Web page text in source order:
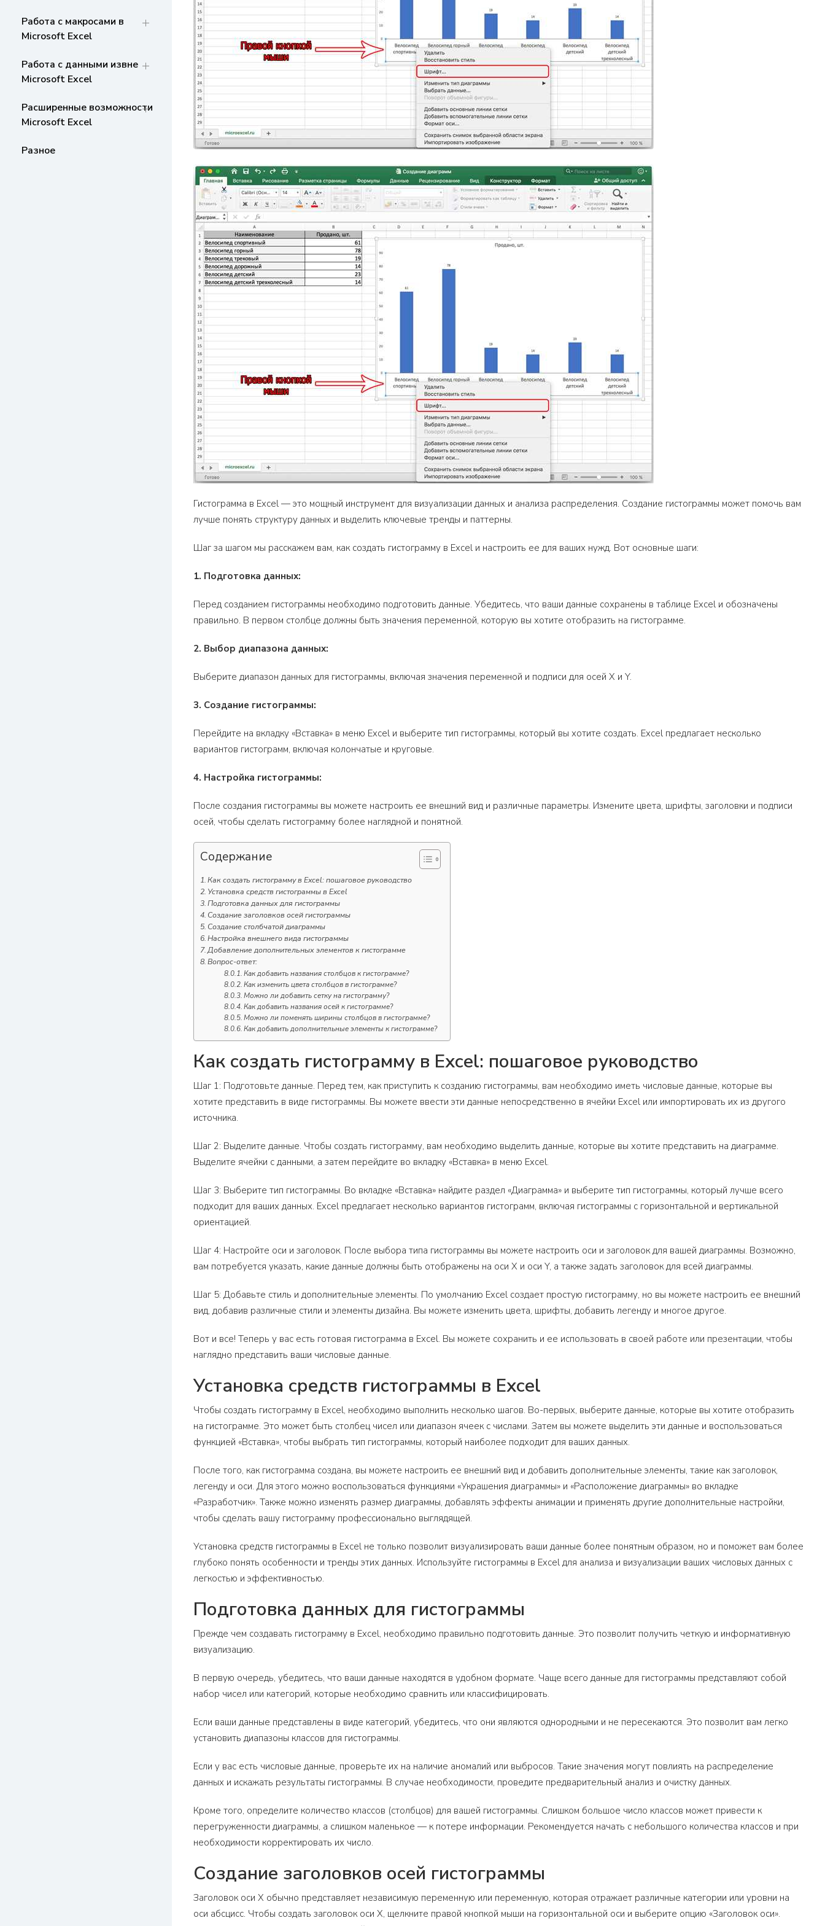
Работа с макросами в
Microsoft Excel
Работа с данными извне
Microsoft Excel
Расширенные возможности
Microsoft Excel
Разное
Гистограмма в Excel — это мощный инструмент для визуализации данных и анализа распределения. Создание гистограммы может помочь вам
лучше понять структуру данных и выделить ключевые тренды и паттерны.
Шаг за шагом мы расскажем вам, как создать гистограмму в Excel и настроить ее для ваших нужд. Вот основные шаги:
1. Подготовка данных:
Перед созданием гистограммы необходимо подготовить данные. Убедитесь, что ваши данные сохранены в таблице Excel и обозначены
правильно. В первом столбце должны быть значения переменной, которую вы хотите отобразить на гистограмме.
2. Выбор диапазона данных:
Выберите диапазон данных для гистограммы, включая значения переменной и подписи для осей X и Y.
3. Создание гистограммы:
Перейдите на вкладку «Вставка» в меню Excel и выберите тип гистограммы, который вы хотите создать. Excel предлагает несколько
вариантов гистограмм, включая колончатые и круговые.
4. Настройка гистограммы:
После создания гистограммы вы можете настроить ее внешний вид и различные параметры. Измените цвета, шрифты, заголовки и подписи
осей, чтобы сделать гистограмму более наглядной и понятной.
Содержание
Как создать гистограмму в Excel: пошаговое руководство
Установка средств гистограммы в Excel
Подготовка данных для гистограммы
Создание заголовков осей гистограммы
Создание столбчатой диаграммы
Настройка внешнего вида гистограммы
Добавление дополнительных элементов к гистограмме
Вопрос-ответ:
Как добавить названия столбцов к гистограмме?
Как изменить цвета столбцов в гистограмме?
Можно ли добавить сетку на гистограмму?
Как добавить названия осей к гистограмме?
Можно ли поменять ширины столбцов в гистограмме?
Как добавить дополнительные элементы к гистограмме?
Как создать гистограмму в Excel: пошаговое руководство
Шаг 1: Подготовьте данные. Перед тем, как приступить к созданию гистограммы, вам необходимо иметь числовые данные, которые вы
хотите представить в виде гистограммы. Вы можете ввести эти данные непосредственно в ячейки Excel или импортировать их из другого
источника.
Шаг 2: Выделите данные. Чтобы создать гистограмму, вам необходимо выделить данные, которые вы хотите представить на диаграмме.
Выделите ячейки с данными, а затем перейдите во вкладку «Вставка» в меню Excel.
Шаг 3: Выберите тип гистограммы. Во вкладке «Вставка» найдите раздел «Диаграмма» и выберите тип гистограммы, который лучше всего
подходит для ваших данных. Excel предлагает несколько вариантов гистограмм, включая гистограммы с горизонтальной и вертикальной
ориентацией.
Шаг 4: Настройте оси и заголовок. После выбора типа гистограммы вы можете настроить оси и заголовок для вашей диаграммы. Возможно,
вам потребуется указать, какие данные должны быть отображены на оси X и оси Y, а также задать заголовок для всей диаграммы.
Шаг 5: Добавьте стиль и дополнительные элементы. По умолчанию Excel создает простую гистограмму, но вы можете настроить ее внешний
вид, добавив различные стили и элементы дизайна. Вы можете изменить цвета, шрифты, добавить легенду и многое другое.
Вот и все! Теперь у вас есть готовая гистограмма в Excel. Вы можете сохранить и ее использовать в своей работе или презентации, чтобы
наглядно представить ваши числовые данные.
Установка средств гистограммы в Excel
Чтобы создать гистограмму в Excel, необходимо выполнить несколько шагов. Во-первых, выберите данные, которые вы хотите отобразить
на гистограмме. Это может быть столбец чисел или диапазон ячеек с числами. Затем вы можете выделить эти данные и воспользоваться
функцией «Вставка», чтобы выбрать тип гистограммы, который наиболее подходит для ваших данных.
После того, как гистограмма создана, вы можете настроить ее внешний вид и добавить дополнительные элементы, такие как заголовок,
легенду и оси. Для этого можно воспользоваться функциями «Украшения диаграммы» и «Расположение диаграммы» во вкладке
«Разработчик». Также можно изменять размер диаграммы, добавлять эффекты анимации и применять другие дополнительные настройки,
чтобы сделать вашу гистограмму профессионально выглядящей.
Установка средств гистограммы в Excel не только позволит визуализировать ваши данные более понятным образом, но и поможет вам более
глубоко понять особенности и тренды этих данных. Используйте гистограммы в Excel для анализа и визуализации ваших числовых данных с
легкостью и эффективностью.
Подготовка данных для гистограммы
Прежде чем создавать гистограмму в Excel, необходимо правильно подготовить данные. Это позволит получить четкую и информативную
визуализацию.
В первую очередь, убедитесь, что ваши данные находятся в удобном формате. Чаще всего данные для гистограммы представляют собой
набор чисел или категорий, которые необходимо сравнить или классифицировать.
Если ваши данные представлены в виде категорий, убедитесь, что они являются однородными и не пересекаются. Это позволит вам легко
установить диапазоны классов для гистограммы.
Если у вас есть числовые данные, проверьте их на наличие аномалий или выбросов. Такие значения могут повлиять на распределение
данных и искажать результаты гистограммы. В случае необходимости, проведите предварительный анализ и очистку данных.
Кроме того, определите количество классов (столбцов) для вашей гистограммы. Слишком большое число классов может привести к
перегруженности диаграммы, а слишком маленькое — к потере информации. Рекомендуется начать с небольшого количества классов и при
необходимости корректировать их число.
Создание заголовков осей гистограммы
Заголовок оси X обычно представляет независимую переменную или переменную, которая отражает различные категории или уровни на
оси абсцисс. Чтобы создать заголовок оси X, щелкните правой кнопкой мыши на горизонтальной оси и выберите опцию «Заголовок оси».